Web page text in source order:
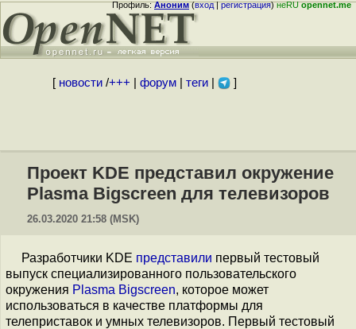
Профиль:Аноним(вход|регистрация)неRUopennet.me
[ новости/+++ форум| теги| ]
Проект KDE представил окружение
Plasma Bigscreen для телевизоров
26.03.2020 21:58 (MSK)
Разработчики KDE представили первый тестовый
выпуск специализированного пользовательского
окружения Plasma Bigscreen, которое может
использоваться в качестве платформы для
телеприставок и умных телевизоров. Первый тестовый